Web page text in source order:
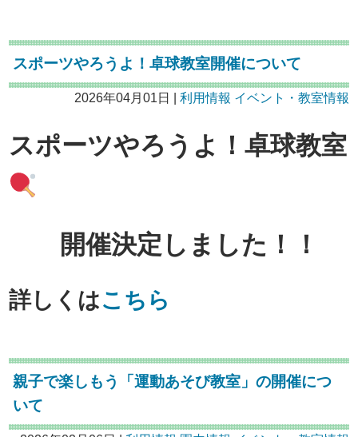
スポーツやろうよ！卓球教室開催について
2026年04月01日 | 利用情報 イベント・教室情報
スポーツやろうよ！卓球教室
開催決定しました！！
詳しくはこちら
親子で楽しもう「運動あそび教室」の開催につ
いて